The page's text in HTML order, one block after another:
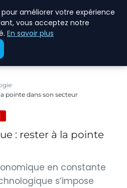
pointe dans son secteur
: rester à la pointe
en constante
s’impose
améliorer votre expérience
vous acceptez notre
En savoir plus